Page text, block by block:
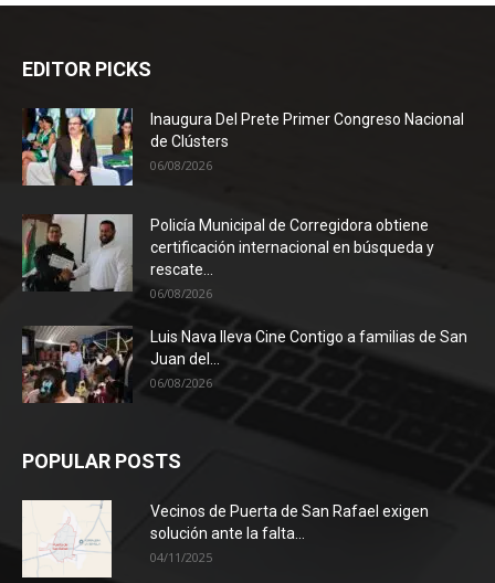
EDITOR PICKS
Inaugura Del Prete Primer Congreso Nacional
de Clústers
06/08/2026
Policía Municipal de Corregidora obtiene
certificación internacional en búsqueda y
rescate...
06/08/2026
Luis Nava lleva Cine Contigo a familias de San
Juan del...
06/08/2026
POPULAR POSTS
Vecinos de Puerta de San Rafael exigen
solución ante la falta...
04/11/2025